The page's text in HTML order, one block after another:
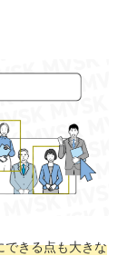
できる点も大きな